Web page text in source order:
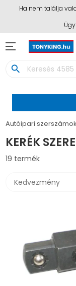
Ha nem találja
search
Autóipari szerszámok
KERÉK
19 termék